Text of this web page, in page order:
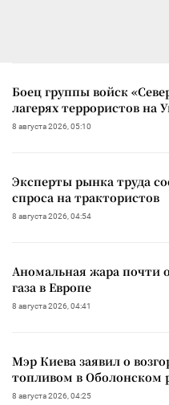
Боец группы войск
лагерях террористов на
8 августа 2026, 05:10
Эксперты рынка труда
спроса на трактористов
8 августа 2026, 04:54
Аномальная жара почти
газа в Европе
8 августа 2026, 04:41
Мэр Киева заявил о
топливом в Оболонском
8 августа 2026, 04:25